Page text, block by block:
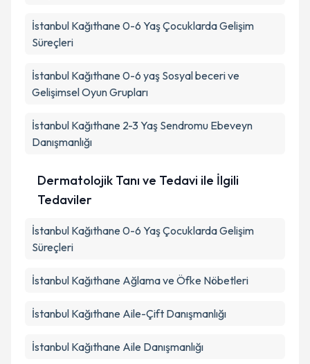
İstanbul Kağıthane 0-6 Yaş Çocuklarda Gelişim
Süreçleri
İstanbul Kağıthane 0-6 yaş Sosyal beceri ve
Gelişimsel Oyun Grupları
İstanbul Kağıthane 2-3 Yaş Sendromu Ebeveyn
Danışmanlığı
Dermatolojik Tanı ve Tedavi ile İlgili
Tedaviler
İstanbul Kağıthane 0-6 Yaş Çocuklarda Gelişim
Süreçleri
İstanbul Kağıthane Ağlama ve Öfke Nöbetleri
İstanbul Kağıthane Aile-Çift Danışmanlığı
İstanbul Kağıthane Aile Danışmanlığı